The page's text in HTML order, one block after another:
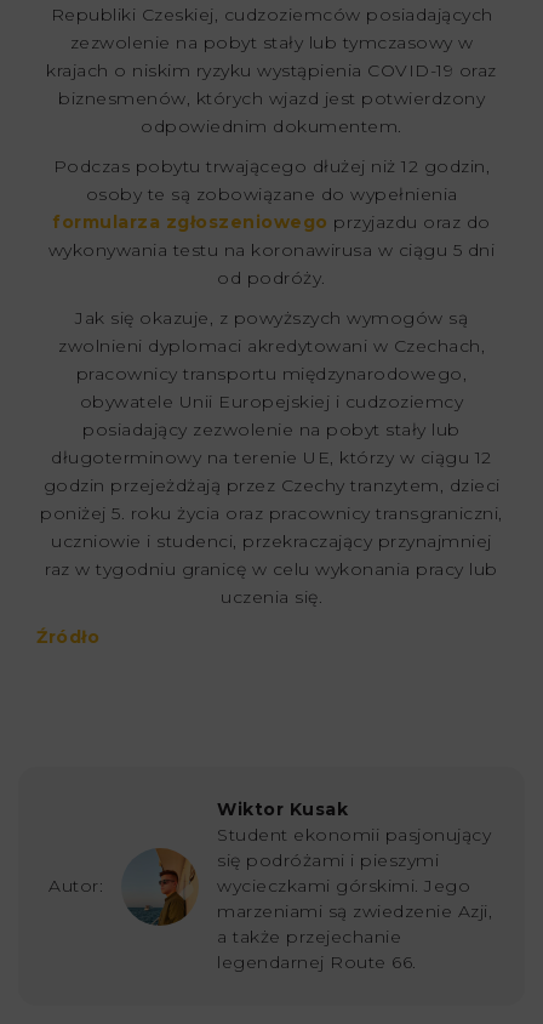
Republiki Czeskiej, cudzoziemców posiadających
zezwolenie na pobyt stały lub tymczasowy w
krajach o niskim ryzyku wystąpienia COVID-19 oraz
biznesmenów, których wjazd jest potwierdzony
odpowiednim dokumentem.
Podczas pobytu trwającego dłużej niż 12 godzin,
osoby te są zobowiązane do wypełnienia
formularza zgłoszeniowego przyjazdu oraz do
wykonywania testu na koronawirusa w ciągu 5 dni
od podróży.
Jak się okazuje, z powyższych wymogów są
zwolnieni dyplomaci akredytowani w Czechach,
pracownicy transportu międzynarodowego,
obywatele Unii Europejskiej i cudzoziemcy
posiadający zezwolenie na pobyt stały lub
długoterminowy na terenie UE, którzy w ciągu 12
godzin przejeżdżają przez Czechy tranzytem, dzieci
poniżej 5. roku życia oraz pracownicy transgraniczni,
uczniowie i studenci, przekraczający przynajmniej
raz w tygodniu granicę w celu wykonania pracy lub
uczenia się.
Źródło
Autor:
Wiktor Kusak
Student ekonomii pasjonujący
się podróżami i pieszymi
wycieczkami górskimi. Jego
marzeniami są zwiedzenie Azji,
a także przejechanie
legendarnej Route 66.